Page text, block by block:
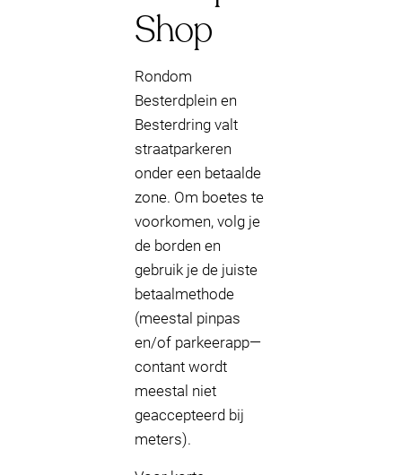
Shop
Rondom
Besterdplein en
Besterdring valt
straatparkeren
onder een betaalde
zone. Om boetes te
voorkomen, volg je
de borden en
gebruik je de juiste
betaalmethode
(meestal pinpas
en/of parkeerapp—
contant wordt
meestal niet
geaccepteerd bij
meters).